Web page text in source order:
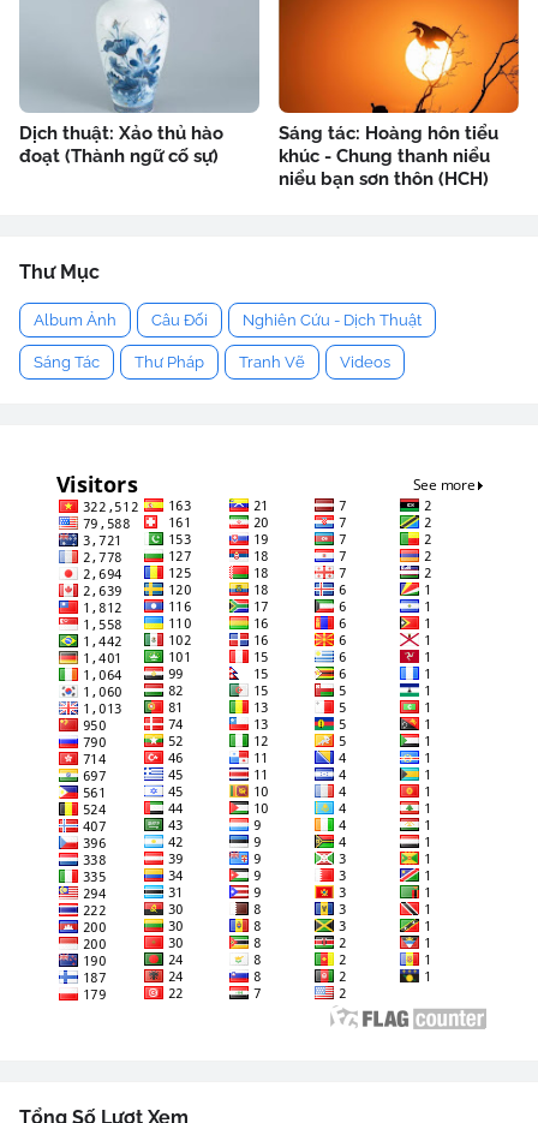
Dịch thuật: Xảo thủ hào
đoạt (Thành ngữ cố sự)
Sáng tác: Hoàng hôn tiểu
khúc - Chung thanh niểu
niểu bạn sơn thôn (HCH)
Thư Mục
Album Ảnh Câu Đối Nghiên Cứu - Dịch Thuật
Sáng Tác Thư Pháp Tranh Vẽ Videos
Tổng Số Lượt Xem